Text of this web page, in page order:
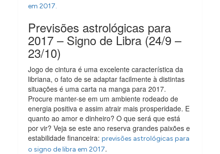
em 2017.
Previsões astrológicas para
2017 – Signo de Libra (24/9 –
23/10)
Jogo de cintura é uma excelente característica da
libriana, o fato de se adaptar facilmente à distintas
situações é uma carta na manga para 2017.
Procure manter-se em um ambiente rodeado de
energia positiva e assim atrair mais prosperidade. E
quanto ao amor e dinheiro? O que será que está
por vir? Veja se este ano reserva grandes paixões e
estabilidade financeira:previsões astrológicas para
o signo de libra em 2017.